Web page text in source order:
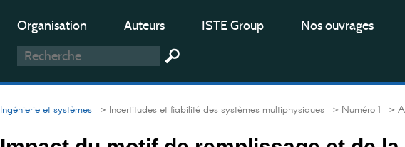
Organisation Auteurs ISTE Group Nos ouvrages
Ingénierie et systèmes > Incertitudes et fiabilité des systèmes multiphysiques > Numéro 1 >